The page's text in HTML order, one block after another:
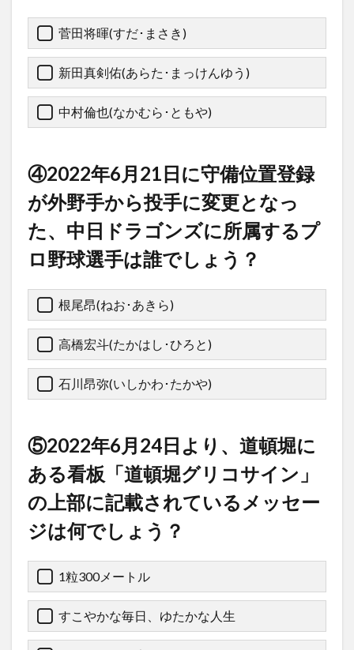
菅田将暉(すだ･まさき)
新田真剣佑(あらた･まっけんゆう)
中村倫也(なかむら･ともや)
④2022年6月21日に守備位置登録
が外野手から投手に変更となっ
た、中日ドラゴンズに所属するプ
ロ野球選手は誰でしょう？
根尾昂(ねお･あきら)
高橋宏斗(たかはし･ひろと)
石川昂弥(いしかわ･たかや)
⑤2022年6月24日より、道頓堀に
ある看板「道頓堀グリコサイン」
の上部に記載されているメッセー
ジは何でしょう？
1粒300メートル
すこやかな毎日、ゆたかな人生